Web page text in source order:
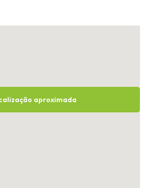
aproximada